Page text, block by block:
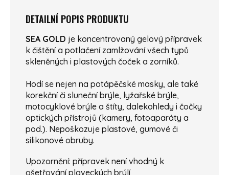
DETAILNÍ POPIS PRODUKTU
SEA GOLD je koncentrovaný gelový přípravek
k čištění a potlačení zamlžování všech typů
skleněných i plastových čoček a zorníků.
Hodí se nejen na potápěčské masky, ale také
korekční či sluneční brýle, lyžařské brýle,
motocyklové brýle a štíty, dalekohledy i čočky
optických přístrojů (kamery, fotoaparáty a
pod.). Nepoškozuje plastové, gumové či
silikonové obruby.
Upozornění: přípravek není vhodný k
ošetřování plaveckých brýlí